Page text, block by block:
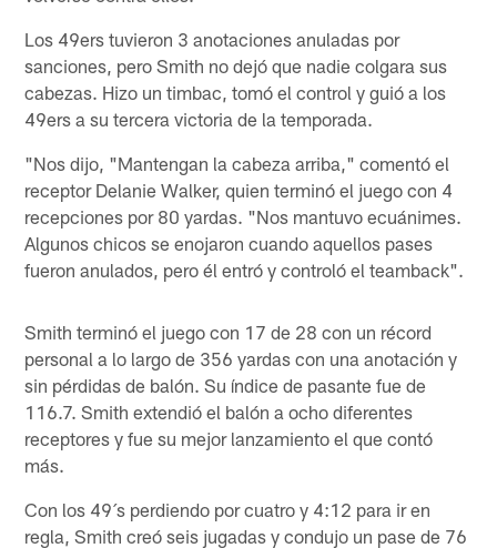
Los 49ers tuvieron 3 anotaciones anuladas por
sanciones, pero Smith no dejó que nadie colgara sus
cabezas. Hizo un timbac, tomó el control y guió a los
49ers a su tercera victoria de la temporada.
"Nos dijo, "Mantengan la cabeza arriba," comentó el
receptor Delanie Walker, quien terminó el juego con 4
recepciones por 80 yardas. "Nos mantuvo ecuánimes.
Algunos chicos se enojaron cuando aquellos pases
fueron anulados, pero él entró y controló el teamback".
Smith terminó el juego con 17 de 28 con un récord
personal a lo largo de 356 yardas con una anotación y
sin pérdidas de balón. Su índice de pasante fue de
116.7. Smith extendió el balón a ocho diferentes
receptores y fue su mejor lanzamiento el que contó
más.
Con los 49´s perdiendo por cuatro y 4:12 para ir en
regla, Smith creó seis jugadas y condujo un pase de 76